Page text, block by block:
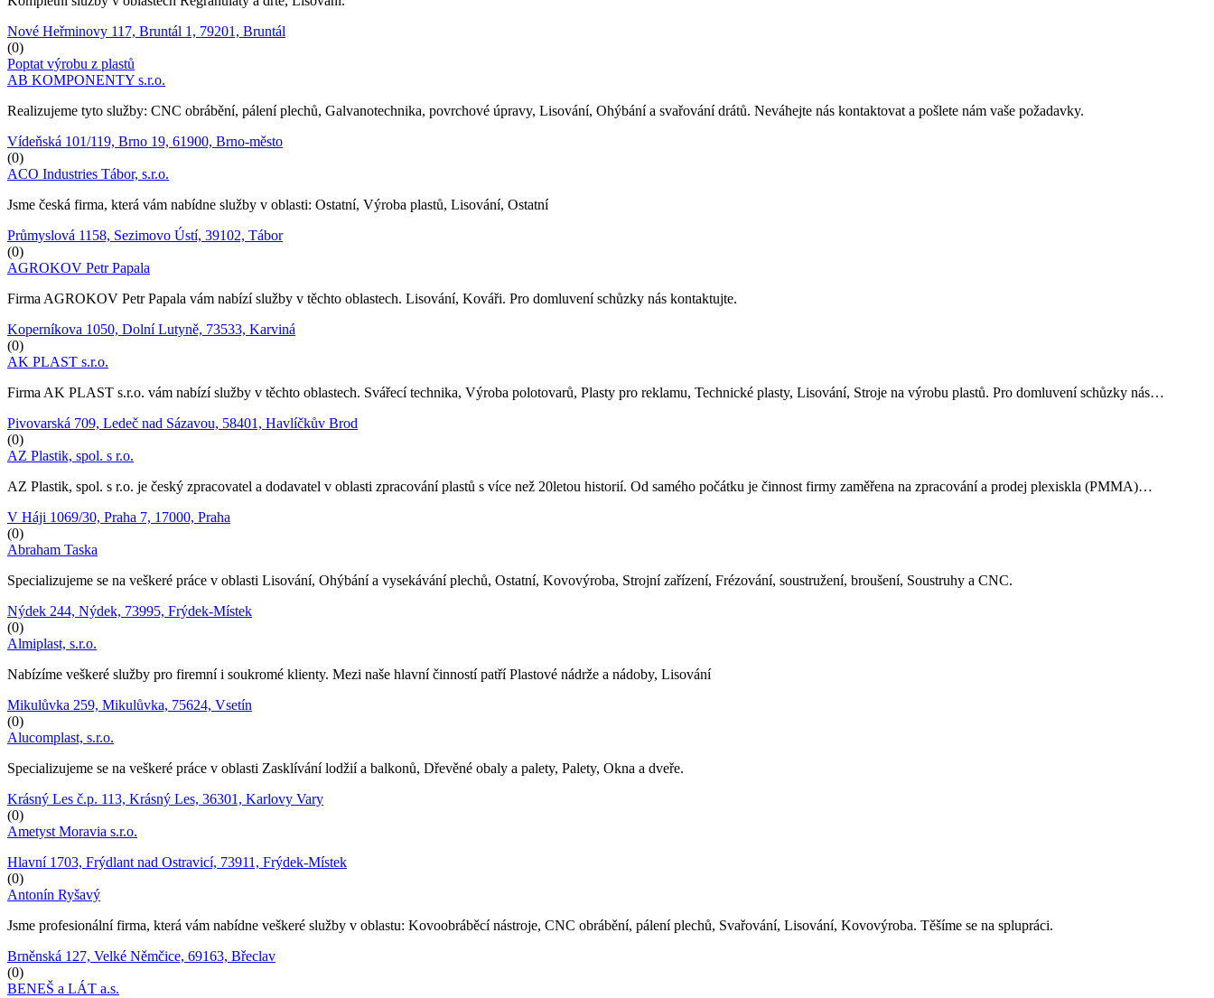
Nové Heřminovy 117, Bruntál 1, 79201, Bruntál
(0)
Poptat výrobu z plastů
AB KOMPONENTY s.r.o.
Realizujeme tyto služby: CNC obrábění, pálení plechů, Galvanotechnika, povrchové úpravy, Lisování, Ohýbání a svařování drátů. Neváhejte nás kontaktovat a pošlete nám vaše požadavky.
Vídeňská 101/119, Brno 19, 61900, Brno-město
(0)
ACO Industries Tábor, s.r.o.
Jsme česká firma, která vám nabídne služby v oblasti: Ostatní, Výroba plastů, Lisování, Ostatní
Průmyslová 1158, Sezimovo Ústí, 39102, Tábor
(0)
AGROKOV Petr Papala
Firma AGROKOV Petr Papala vám nabízí služby v těchto oblastech. Lisování, Kováři. Pro domluvení schůzky nás kontaktujte.
Koperníkova 1050, Dolní Lutyně, 73533, Karviná
(0)
AK PLAST s.r.o.
Firma AK PLAST s.r.o. vám nabízí služby v těchto oblastech. Svářecí technika, Výroba polotovarů, Plasty pro reklamu, Technické plasty, Lisování, Stroje na výrobu plastů. Pro domluvení schůzky nás…
Pivovarská 709, Ledeč nad Sázavou, 58401, Havlíčkův Brod
(0)
AZ Plastik, spol. s r.o.
AZ Plastik, spol. s r.o. je český zpracovatel a dodavatel v oblasti zpracování plastů s více než 20letou historií. Od samého počátku je činnost firmy zaměřena na zpracování a prodej plexiskla (PMMA)…
V Háji 1069/30, Praha 7, 17000, Praha
(0)
Abraham Taska
Specializujeme se na veškeré práce v oblasti Lisování, Ohýbání a vysekávání plechů, Ostatní, Kovovýroba, Strojní zařízení, Frézování, soustružení, broušení, Soustruhy a CNC.
Nýdek 244, Nýdek, 73995, Frýdek-Místek
(0)
Almiplast, s.r.o.
Nabízíme veškeré služby pro firemní i soukromé klienty. Mezi naše hlavní činností patří Plastové nádrže a nádoby, Lisování
Mikulůvka 259, Mikulůvka, 75624, Vsetín
(0)
Alucomplast, s.r.o.
Specializujeme se na veškeré práce v oblasti Zasklívání lodžií a balkonů, Dřevěné obaly a palety, Palety, Okna a dveře.
Krásný Les č.p. 113, Krásný Les, 36301, Karlovy Vary
(0)
Ametyst Moravia s.r.o.
Hlavní 1703, Frýdlant nad Ostravicí, 73911, Frýdek-Místek
(0)
Antonín Ryšavý
Jsme profesionální firma, která vám nabídne veškeré služby v oblastu: Kovoobráběcí nástroje, CNC obrábění, pálení plechů, Svařování, Lisování, Kovovýroba. Těšíme se na splupráci.
Brněnská 127, Velké Němčice, 69163, Břeclav
(0)
BENEŠ a LÁT a.s.